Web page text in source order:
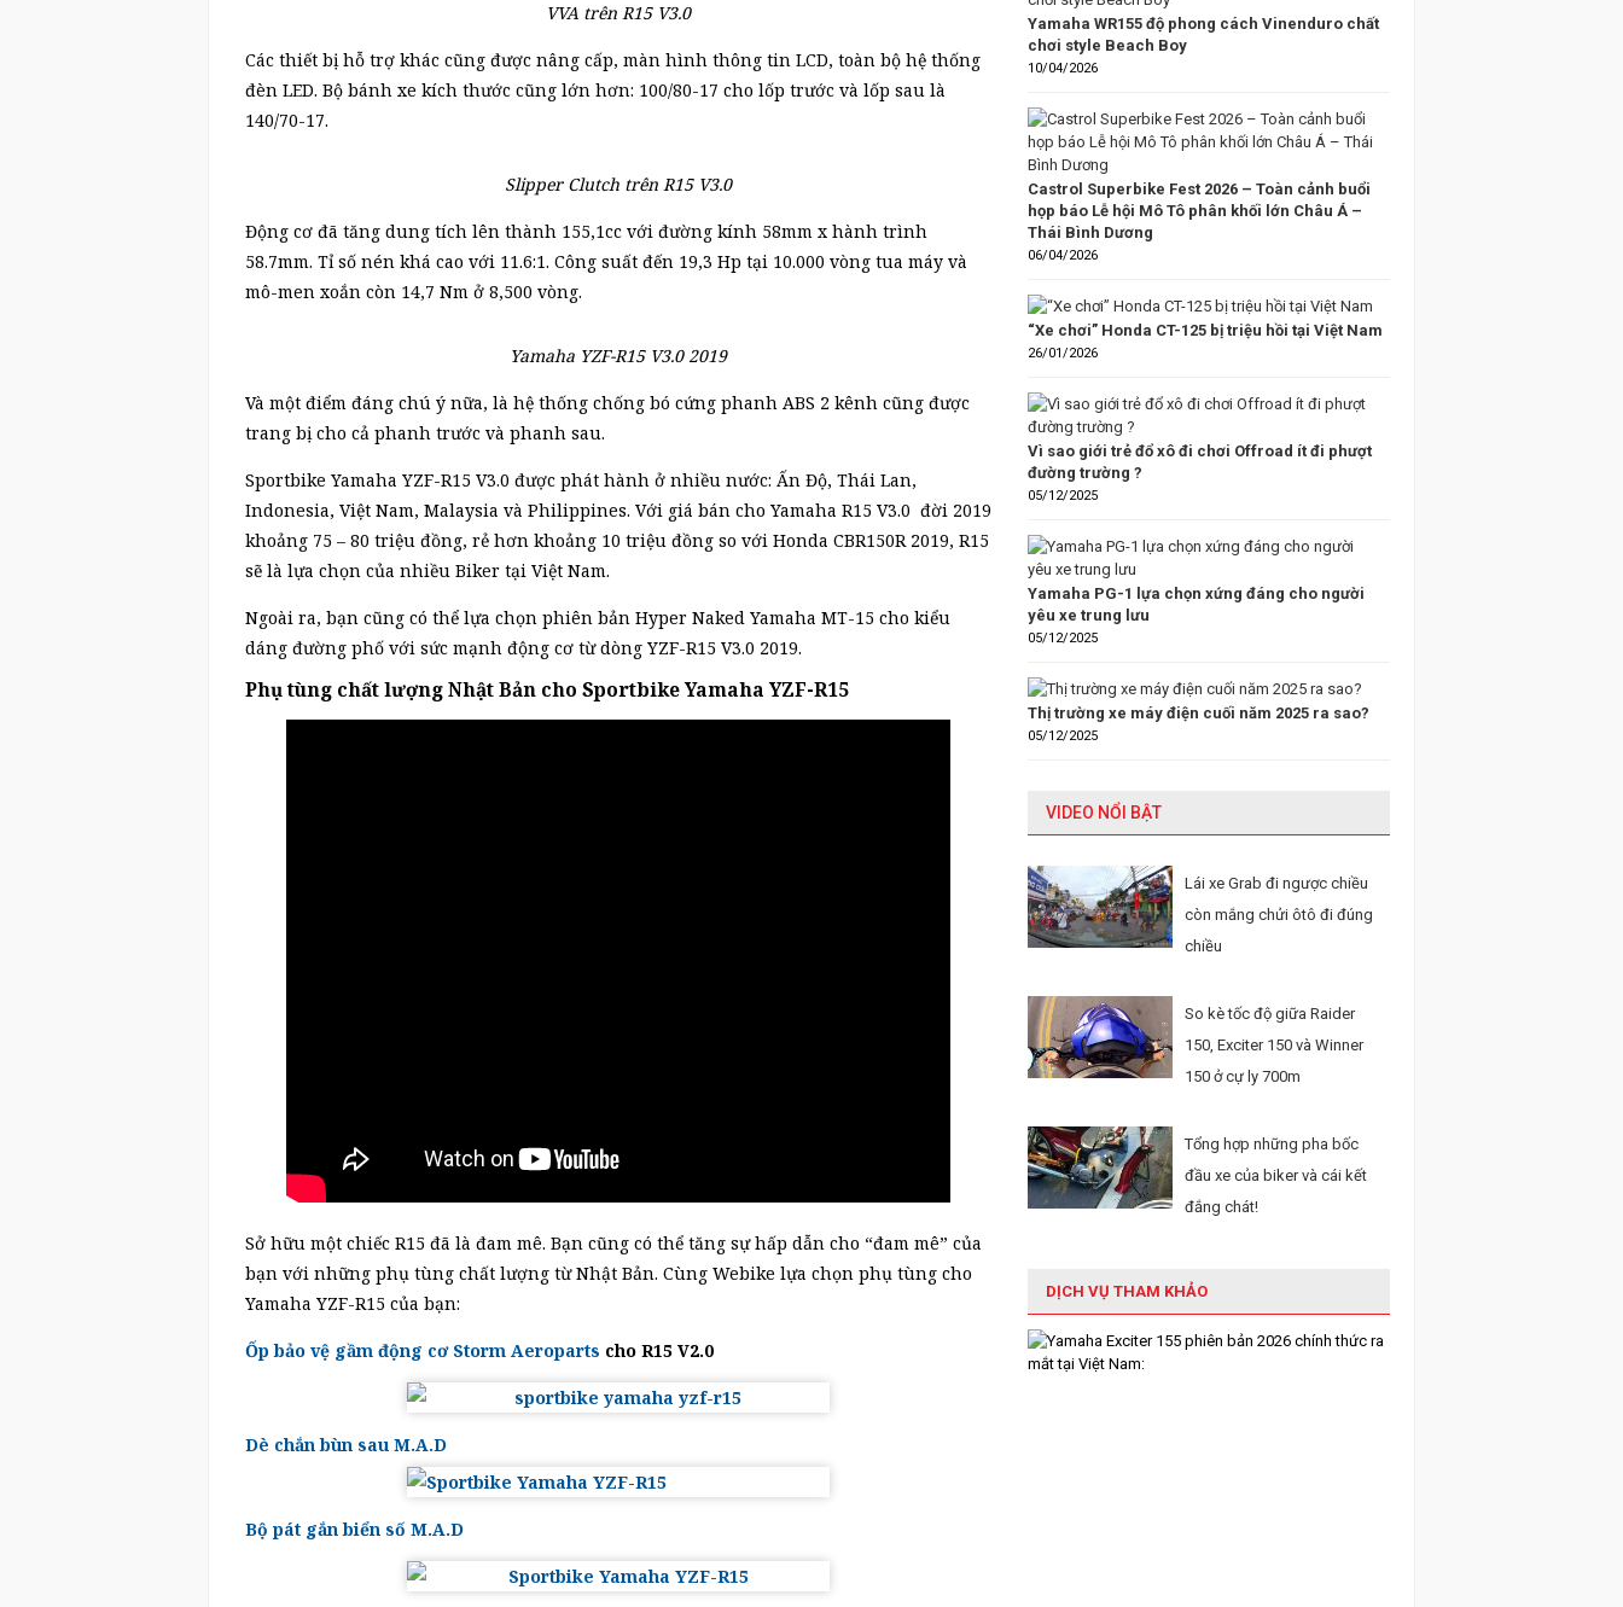
VVA trên R15 V3.0
Các thiết bị hỗ trợ khác cũng được nâng cấp, màn hình thông tin LCD, toàn bộ hệ thống
đèn LED. Bộ bánh xe kích thước cũng lớn hơn: 100/80-17 cho lốp trước và lốp sau là
140/70-17.
Slipper Clutch trên R15 V3.0
Động cơ đã tăng dung tích lên thành 155,1cc với đường kính 58mm x hành trình
58.7mm. Tỉ số nén khá cao với 11.6:1. Công suất đến 19,3 Hp tại 10.000 vòng tua máy và
mô-men xoắn còn 14,7 Nm ở 8,500 vòng.
Yamaha YZF-R15 V3.0 2019
Và một điểm đáng chú ý nữa, là hệ thống chống bó cứng phanh ABS 2 kênh cũng được
trang bị cho cả phanh trước và phanh sau.
Sportbike Yamaha YZF-R15 V3.0 được phát hành ở nhiều nước: Ấn Độ, Thái Lan,
Indonesia, Việt Nam, Malaysia và Philippines. Với giá bán cho Yamaha R15 V3.0 đời 2019
khoảng 75 – 80 triệu đồng, rẻ hơn khoảng 10 triệu đồng so với Honda CBR150R 2019, R15
sẽ là lựa chọn của nhiều Biker tại Việt Nam.
Ngoài ra, bạn cũng có thể lựa chọn phiên bản Hyper Naked Yamaha MT-15 cho kiểu
dáng đường phố với sức mạnh động cơ từ dòng YZF-R15 V3.0 2019.
Phụ tùng chất lượng Nhật Bản cho Sportbike Yamaha YZF-R15
Sở hữu một chiếc R15 đã là đam mê. Bạn cũng có thể tăng sự hấp dẫn cho “đam mê” của
bạn với những phụ tùng chất lượng từ Nhật Bản. Cùng Webike lựa chọn phụ tùng cho
Yamaha YZF-R15 của bạn:
Ốp bảo vệ gầm động cơ Storm Aeroparts cho R15 V2.0
Dè chắn bùn sau M.A.D
Bộ pát gắn biển số M.A.D
Yamaha WR155 độ phong cách Vinenduro chất
chơi style Beach Boy
10/04/2026
Castrol Superbike Fest 2026 – Toàn cảnh buổi
họp báo Lễ hội Mô Tô phân khối lớn Châu Á –
Thái Bình Dương
06/04/2026
“Xe chơi” Honda CT-125 bị triệu hồi tại Việt Nam
26/01/2026
Vì sao giới trẻ đổ xô đi chơi Offroad ít đi phượt
đường trường ?
05/12/2025
Yamaha PG-1 lựa chọn xứng đáng cho người
yêu xe trung lưu
05/12/2025
Thị trường xe máy điện cuối năm 2025 ra sao?
05/12/2025
VIDEO NỔI BẬT
Lái xe Grab đi ngược chiều
còn mắng chửi ôtô đi đúng
chiều
So kè tốc độ giữa Raider
150, Exciter 150 và Winner
150 ở cự ly 700m
Tổng hợp những pha bốc
đầu xe của biker và cái kết
đắng chát!
DỊCH VỤ THAM KHẢO